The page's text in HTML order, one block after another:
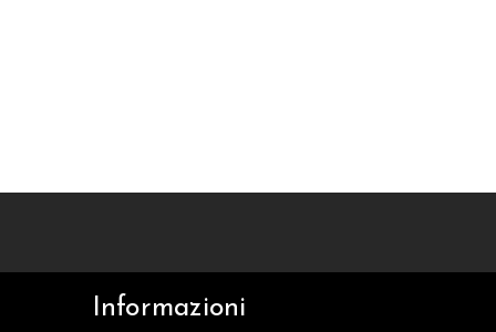
Informazioni